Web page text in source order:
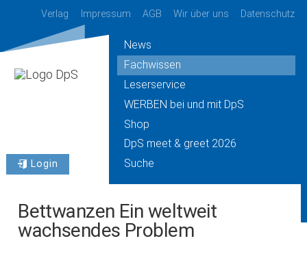
Verlag Impressum AGB Wir über uns Datenschutz
Login
News
Fachwissen
Leserservice
WERBEN bei und mit DpS
Shop
DpS meet & greet 2026
Suche
Bettwanzen Ein weltweit
wachsendes Problem